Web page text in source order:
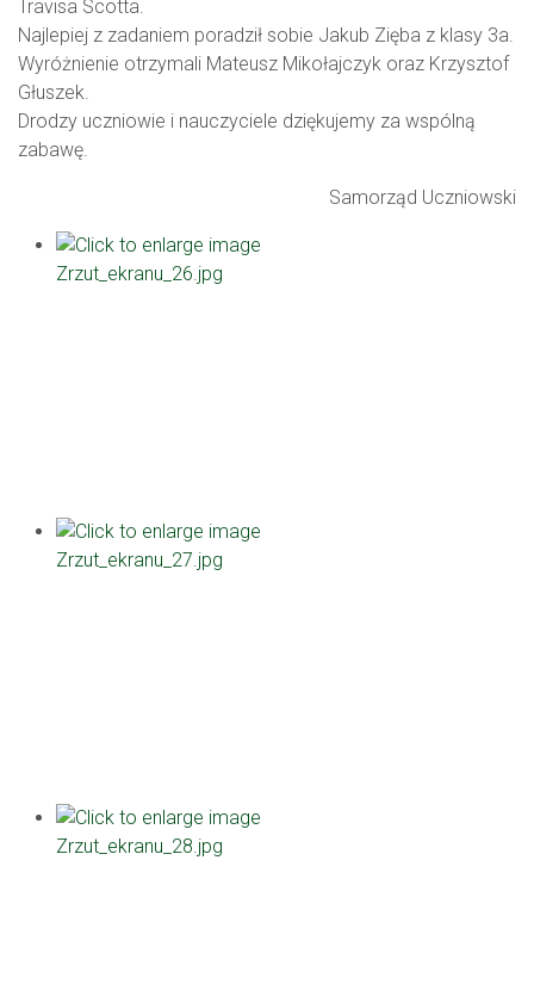
Travisa Scotta.
Najlepiej z zadaniem poradził sobie Jakub Zięba z klasy 3a.
Wyróżnienie otrzymali Mateusz Mikołajczyk oraz Krzysztof
Głuszek.
Drodzy uczniowie i nauczyciele dziękujemy za wspólną
zabawę.
Samorząd Uczniowski